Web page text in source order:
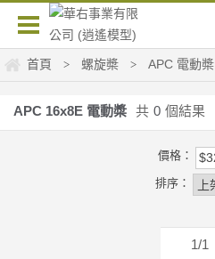
首頁 > 螺旋槳 > APC 電動槳
APC 16x8E 電動槳 共 0 個結果
價格：
排序：
1/1